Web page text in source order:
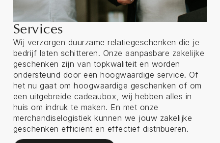
Services
Wij verzorgen duurzame relatiegeschenken die je
bedrijf laten schitteren. Onze aanpasbare zakelijke
geschenken zijn van topkwaliteit en worden
ondersteund door een hoogwaardige service. Of
het nu gaat om hoogwaardige geschenken of om
een uitgebreide cadeaubox, wij hebben alles in
huis om indruk te maken. En met onze
merchandiselogistiek kunnen we jouw zakelijke
geschenken efficiënt en effectief distribueren.